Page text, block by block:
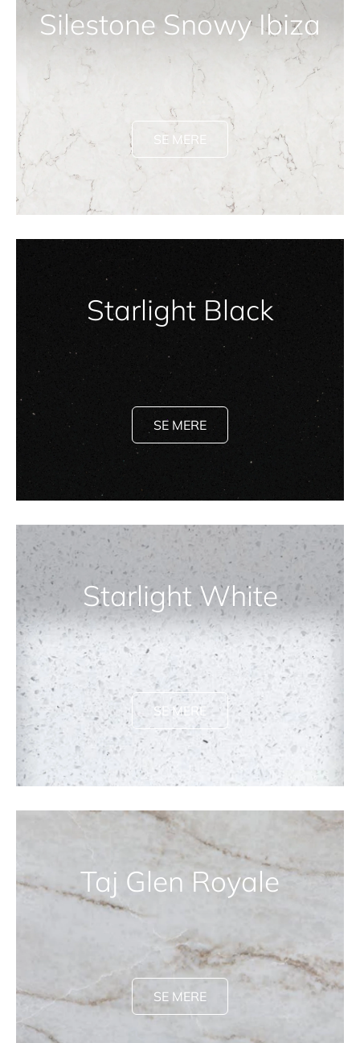
Silestone Snowy Ibiza
SE MERE
Starlight Black
SE MERE
Starlight White
SE MERE
Taj Glen Royale
SE MERE